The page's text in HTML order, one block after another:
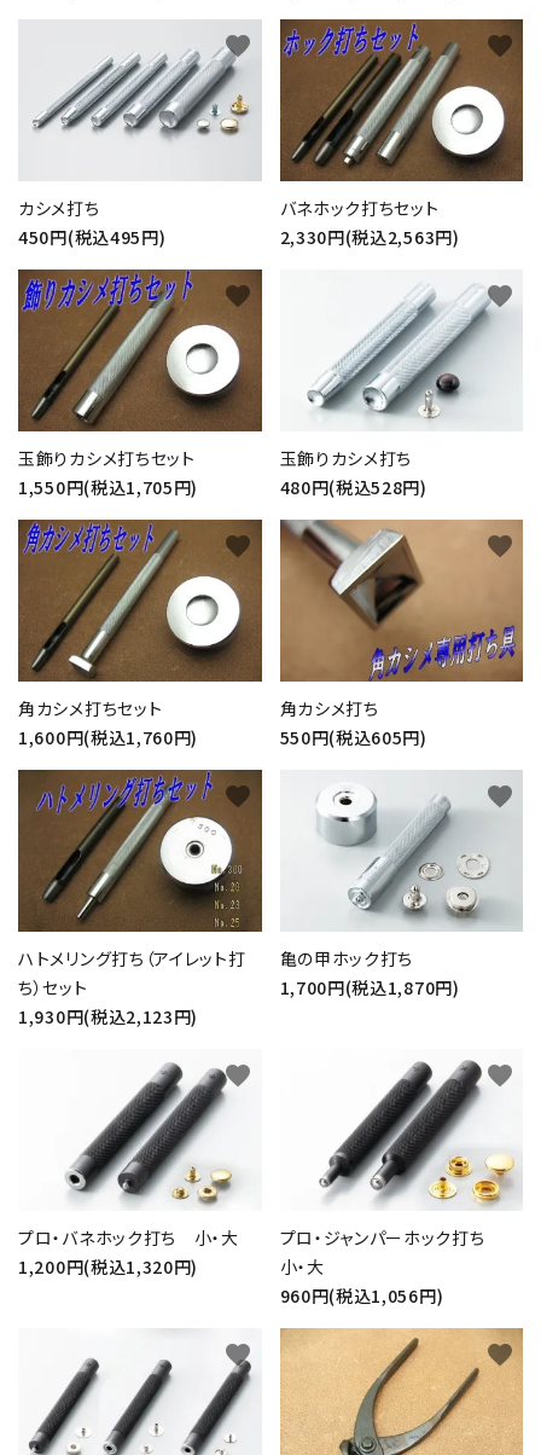
カシメ打ち
450円(税込495円)
favorite
バネホック打ちセット
2,330円(税込2,563円)
favorite
玉飾りカシメ打ちセット
1,550円(税込1,705円)
favorite
玉飾りカシメ打ち
480円(税込528円)
favorite
角カシメ打ちセット
1,600円(税込1,760円)
favorite
角カシメ打ち
550円(税込605円)
favorite
ハトメリング打ち（アイレット打
ち）セット
1,930円(税込2,123円)
favorite
亀の甲ホック打ち
1,700円(税込1,870円)
favorite
プロ・バネホック打ち 小・大
1,200円(税込1,320円)
favorite
プロ・ジャンパーホック打ち
小・大
960円(税込1,056円)
favorite
favorite favorite